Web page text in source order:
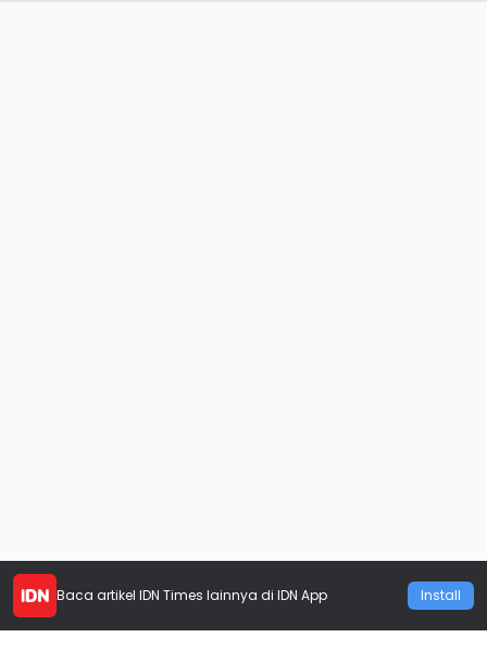
Baca artikel IDN Times lainnya di IDN App Install